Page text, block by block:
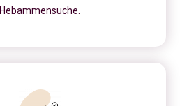
Hebammensuche.